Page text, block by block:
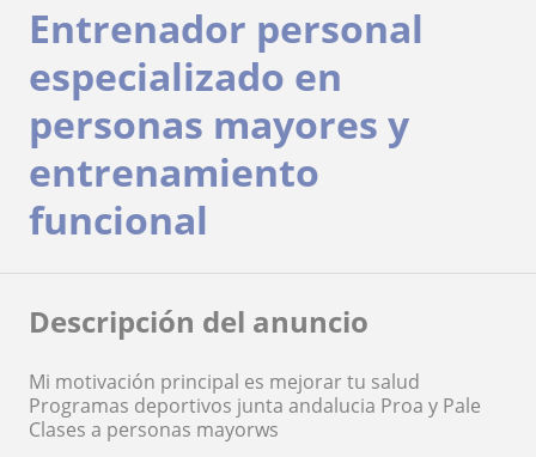
Entrenador personal
especializado en
personas mayores y
entrenamiento
funcional
Descripción del anuncio
Mi motivación principal es mejorar tu salud
Programas deportivos junta andalucia Proa y Pale
Clases a personas mayorws